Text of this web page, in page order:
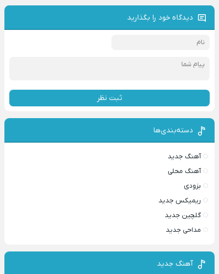
دیدگاه خود را بگذارید
ثبت نظر
دسته‌بندی‌ها
آهنگ جدید
آهنگ محلی
بزودی
ریمیکس جدید
گلچین جدید
مداحی جدید
آهنگ جدید